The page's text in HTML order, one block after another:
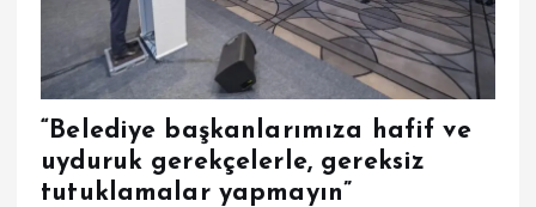
“Belediye başkanlarımıza hafif ve
uyduruk gerekçelerle, gereksiz
tutuklamalar yapmayın”